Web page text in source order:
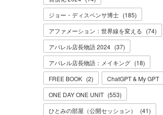
ジョー・ディスペンサ博士 (185)
アファメーション：世界線を変える (74)
アパレル店長物語 2024 (37)
アパレル店長物語：メイキング (18)
FREE BOOK (2) ChatGPT & My GPT
ONE DAY ONE UNIT (553)
ひとみの部屋（公開セッション）
(41)